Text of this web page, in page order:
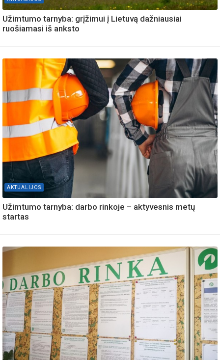
Užimtumo tarnyba: grįžimui į Lietuvą dažniausiai
ruošiamasi iš anksto
AKTUALIJOS
Užimtumo tarnyba: darbo rinkoje – aktyvesnis metų
startas